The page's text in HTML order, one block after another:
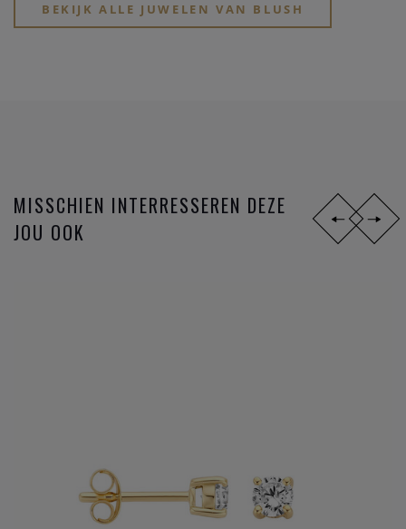
BEKIJK ALLE JUWELEN VAN BLUSH
MISSCHIEN INTERRESSEREN DEZE
JOU OOK